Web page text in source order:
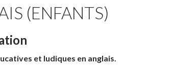
(ENFANTS)
et ludiques en anglais.